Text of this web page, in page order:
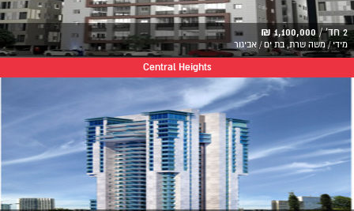
2 חד' / 1,100,000 ₪
מידי / משה שרת, בת ים / אביגור
Central Heights